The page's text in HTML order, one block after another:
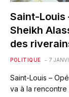
Saint-Louis
Sheikh
des
POLITIQUE 7
Saint-Louis –
va à la rencontre